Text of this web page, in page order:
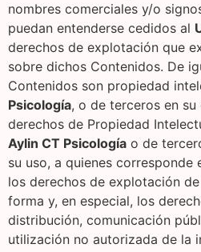
nombres comerciales y/o
puedan entenderse cedidos al
derechos de explotación que
sobre dichos Contenidos. De
Contenidos son propiedad
Psicología, o de terceros en
derechos de Propiedad
Aylin CT Psicología o de
su uso, a quienes
los derechos de explotación
forma y, en especial, los
distribución, comunicación
utilización no autorizada de la